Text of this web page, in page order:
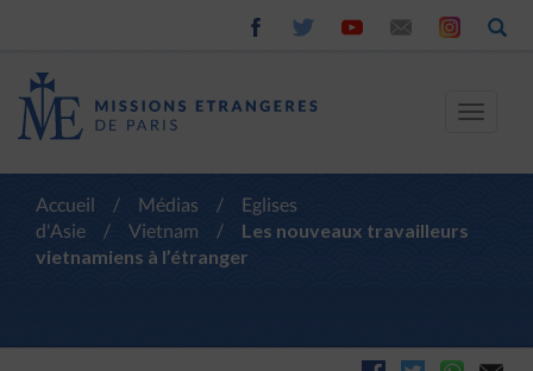
Toggle
Accueil / Médias /
Eglises
d'Asie
/ Vietnam /
Les nouveaux travailleurs
vietnamiens à l’étranger